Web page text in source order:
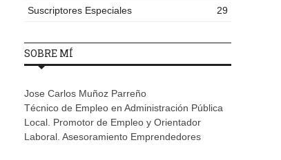
Suscriptores Especiales
29
SOBRE MÍ
Jose Carlos Muñoz Parreño
Técnico de Empleo en Administración Pública
Local. Promotor de Empleo y Orientador
Laboral. Asesoramiento Emprendedores